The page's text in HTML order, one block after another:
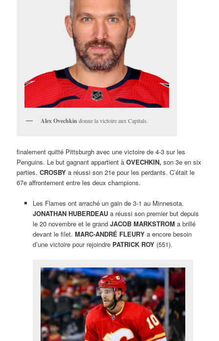
Alex Ovechkin donne la victoire aux Capitals.
finalement quitté Pittsburgh avec une victoire de 4-3 sur les
Penguins. Le but gagnant appartient àOVECHKIN, son 3e en six
parties.CROSBY a réussi son 21e pour les perdants. C’était le
67e affrontement entre les deux champions.
Les Flames ont arraché un gain de 3-1 au Minnesota.
JONATHAN HUBERDEAUa réussi son premier but depuis
le 20 novembre et le grand JACOB MARKSTROM a brillé
devant le filet. MARC-ANDRÉ FLEURYa encore besoin
d’une victoire pour rejoindre PATRICK ROY(551).